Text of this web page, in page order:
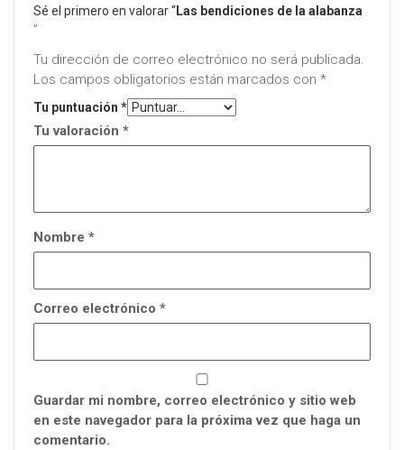
Sé el primero en valorar “Las bendiciones de la alabanza
”
Tu dirección de correo electrónico no será publicada.
Los campos obligatorios están marcados con *
Tu puntuación *
Tu valoración *
Nombre *
Correo electrónico *
Guardar mi nombre, correo electrónico y sitio web
en este navegador para la próxima vez que haga un
comentario.